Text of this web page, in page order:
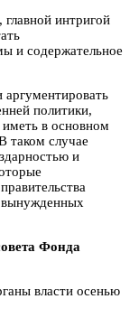
интригой
и содержательное
аргументировать
политики,
в основном
таком случае
и
вынужденных
Фонда
власти осенью